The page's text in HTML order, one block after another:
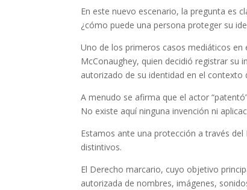
En este nuevo escenario, la pregunta es
¿cómo puede una persona proteger su
Uno de los primeros casos mediáticos
McConaughey, quien decidió registrar su
autorizado de su identidad en el contexto
A menudo se afirma que el actor
No existe aquí ninguna invención ni
Estamos ante una protección a través
distintivos.
El Derecho marcario, cuyo objetivo
autorizada de nombres, imágenes,